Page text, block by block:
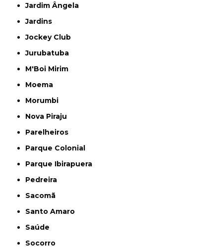
Jardim Ângela
Jardins
Jockey Club
Jurubatuba
M'Boi Mirim
Moema
Morumbi
Nova Piraju
Parelheiros
Parque Colonial
Parque Ibirapuera
Pedreira
Sacomã
Santo Amaro
Saúde
Socorro